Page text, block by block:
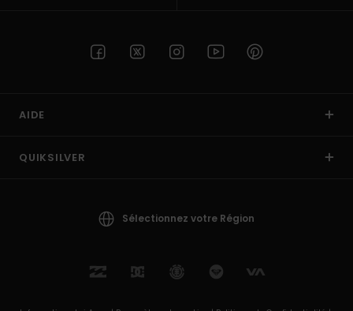
AIDE
QUIKSILVER
Sélectionnez votre Région